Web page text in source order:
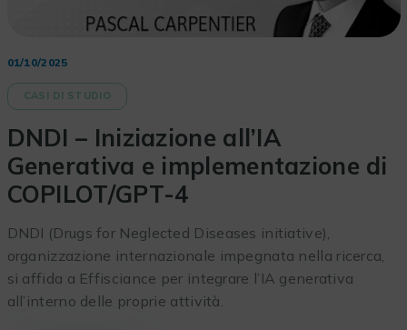
01/10/2025
CASI DI STUDIO
DNDI – Iniziazione all’IA
Generativa e implementazione di
COPILOT/GPT-4
DNDI (Drugs for Neglected Diseases initiative),
organizzazione internazionale impegnata nella ricerca,
si affida a Effisciance per integrare l’IA generativa
all’interno delle proprie attività.